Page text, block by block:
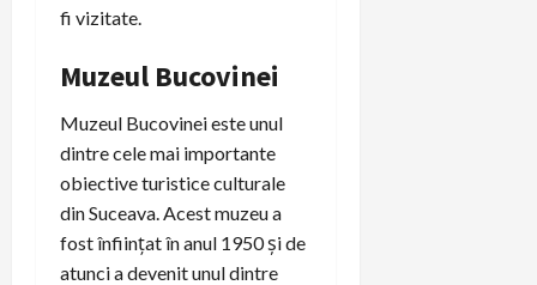
fi vizitate.
Muzeul Bucovinei
Muzeul Bucovinei este unul
dintre cele mai importante
obiective turistice culturale
din Suceava. Acest muzeu a
fost înființat în anul 1950 și de
atunci a devenit unul dintre